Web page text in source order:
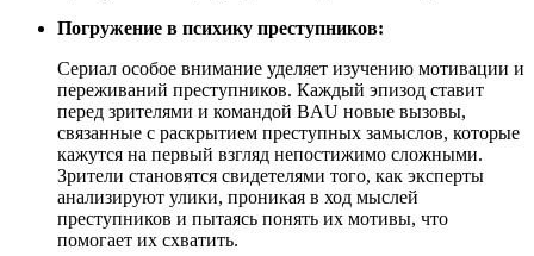
Погружение в психику преступников:
Сериал особое внимание уделяет изучению мотивации и
переживаний преступников. Каждый эпизод ставит
перед зрителями и командой BAU новые вызовы,
связанные с раскрытием преступных замыслов, которые
кажутся на первый взгляд непостижимо сложными.
Зрители становятся свидетелями того, как эксперты
анализируют улики, проникая в ход мыслей
преступников и пытаясь понять их мотивы, что
помогает их схватить.